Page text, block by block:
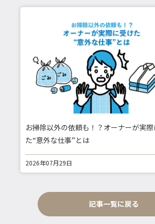
お掃除以外の依頼も！？オーナーが実
た“意外な仕事”とは
2026年07月29日
記事一覧に戻る